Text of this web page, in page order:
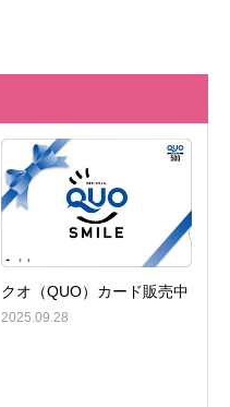
クオ（QUO）カード販売中
2025.09.28